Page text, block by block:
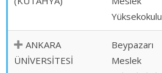
Yüksekokulu
ANKARA
ÜNİVERSİTESİ
Beypazarı
Meslek